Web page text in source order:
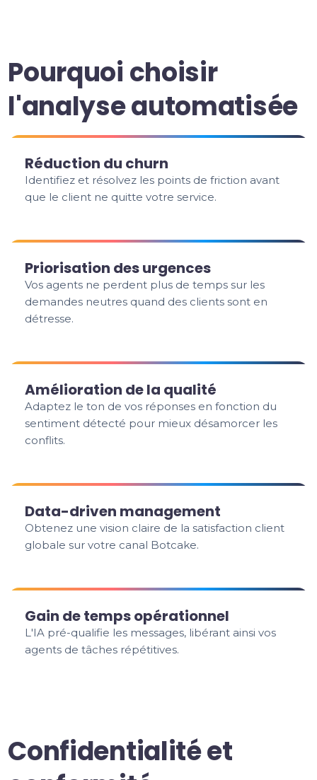
Pourquoi choisir
l'analyse automatisée
Réduction du churn
Identifiez et résolvez les points de friction avant
que le client ne quitte votre service.
Priorisation des urgences
Vos agents ne perdent plus de temps sur les
demandes neutres quand des clients sont en
détresse.
Amélioration de la qualité
Adaptez le ton de vos réponses en fonction du
sentiment détecté pour mieux désamorcer les
conflits.
Data-driven management
Obtenez une vision claire de la satisfaction client
globale sur votre canal Botcake.
Gain de temps opérationnel
L'IA pré-qualifie les messages, libérant ainsi vos
agents de tâches répétitives.
Confidentialité et